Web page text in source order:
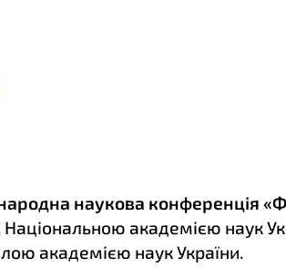
наукова конференція
Національною академією наук
академією наук України.